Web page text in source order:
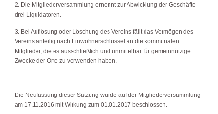
2. Die Mitgliederversammlung ernennt zur Abwicklung der Geschäfte
drei Liquidatoren.
3. Bei Auflösung oder Löschung des Vereins fällt das Vermögen des
Vereins anteilig nach Einwohnerschlüssel an die kommunalen
Mitglieder, die es ausschließlich und unmittelbar für gemeinnützige
Zwecke der Orte zu verwenden haben.
Die Neufassung dieser Satzung wurde auf der Mitgliederversammlung
am 17.11.2016 mit Wirkung zum 01.01.2017 beschlossen.